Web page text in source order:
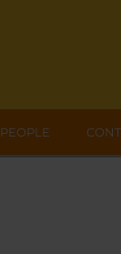
PEOPLE